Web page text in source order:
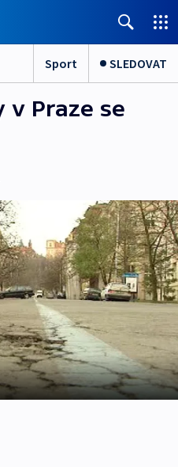
Sport SLEDOVAT
v Praze se